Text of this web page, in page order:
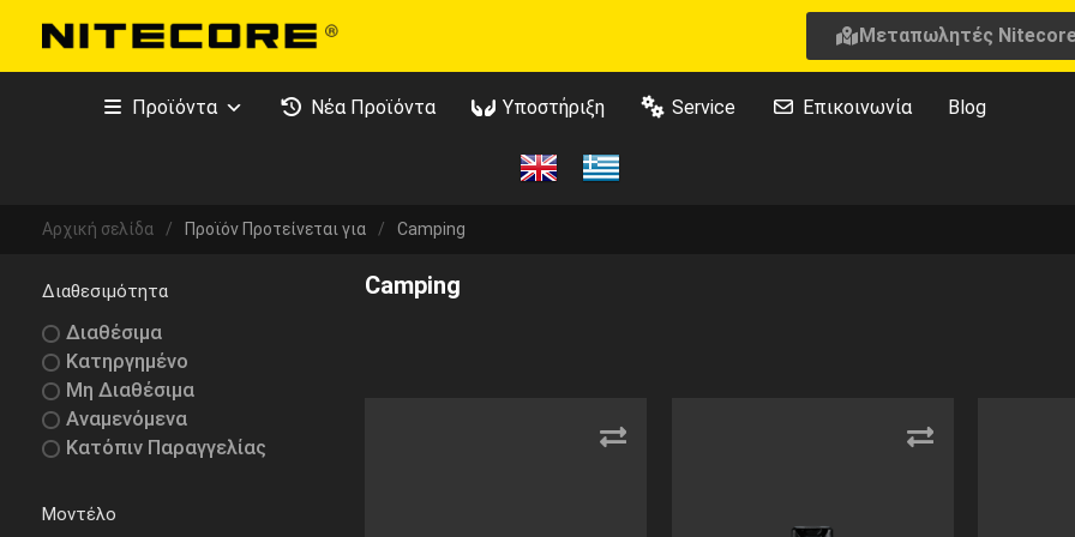
Μεταπωλητές
Προϊόντα Νέα Προϊόντα Υποστήριξη Service Επικοινωνία Blog
Αρχική σελίδα / Προϊόν Προτείνεται για / Camping
Camping
Διαθεσιμότητα
Διαθέσιμα
Κατηργημένο
Μη Διαθέσιμα
Αναμενόμενα
Κατόπιν Παραγγελίας
Μοντέλο